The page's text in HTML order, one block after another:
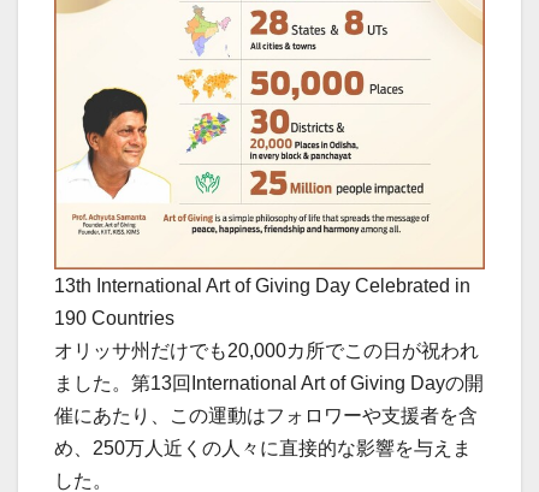
13th International Art of Giving Day Celebrated in
190 Countries
オリッサ州だけでも20,000カ所でこの日が祝われ
ました。第13回International Art of Giving Dayの開
催にあたり、この運動はフォロワーや支援者を含
め、250万人近くの人々に直接的な影響を与えま
した。